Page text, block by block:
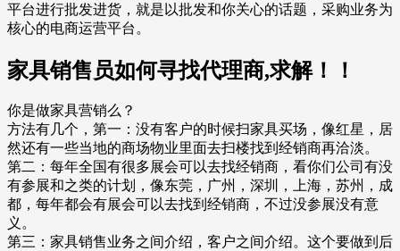
平台进行批发进货，就是以批发和你关心的话题，采购业务为
核心的电商运营平台。
家具销售员如何寻找代理商,求解！！
你是做家具营销么？
方法有几个，第一：没有客户的时候扫家具买场，像红星，居
然还有一些当地的商场物业里面去扫楼找到经销商再洽淡。
第二：每年全国有很多展会可以去找经销商，看你们公司有没
有参展和之类的计划，像东莞，广州，深圳，上海，苏州，成
都，每年都会有展会可以去找到经销商，不过没参展没有意
义。
第三：家具销售业务之间介绍，客户之间介绍。这个要做到后